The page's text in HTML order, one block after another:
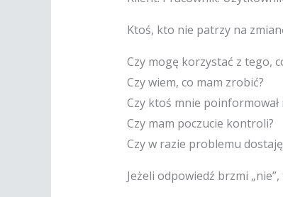
Ktoś, kto nie patrzy na
Czy mogę korzystać z tego,
Czy wiem, co mam zrobić?
Czy ktoś mnie poinformował
Czy mam poczucie kontroli?
Czy w razie problemu
Jeżeli odpowiedź brzmi